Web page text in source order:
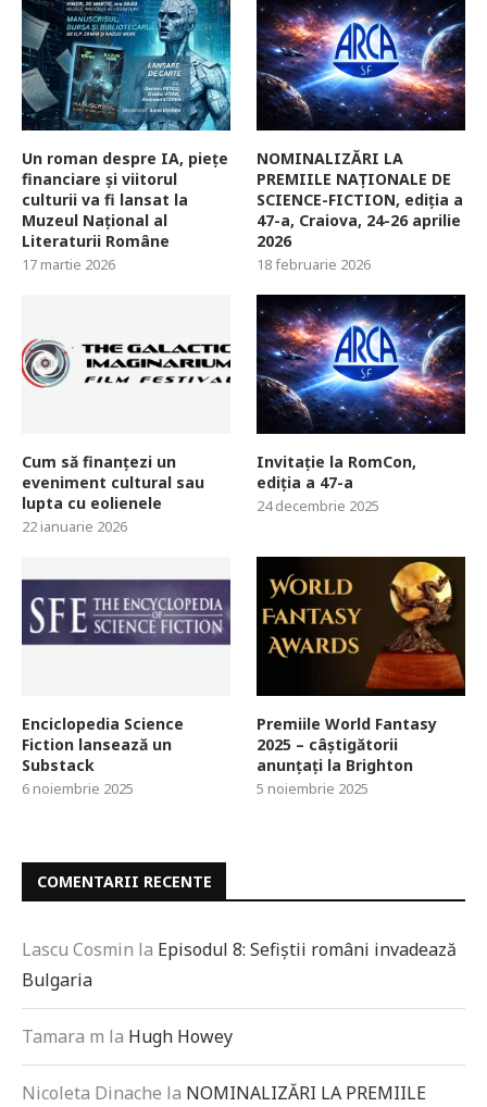
Un roman despre IA, piețe
financiare și viitorul
culturii va fi lansat la
Muzeul Național al
Literaturii Române
17 martie 2026
NOMINALIZĂRI LA
PREMIILE NAȚIONALE DE
SCIENCE-FICTION, ediția a
47-a, Craiova, 24-26 aprilie
2026
18 februarie 2026
Cum să finanțezi un
eveniment cultural sau
lupta cu eolienele
22 ianuarie 2026
Invitație la RomCon,
ediția a 47-a
24 decembrie 2025
Enciclopedia Science
Fiction lansează un
Substack
6 noiembrie 2025
Premiile World Fantasy
2025 – câștigătorii
anunțați la Brighton
5 noiembrie 2025
COMENTARII RECENTE
Lascu Cosmin la Episodul 8: Sefiștii români invadează
Bulgaria
Tamara m la Hugh Howey
Nicoleta Dinache la NOMINALIZĂRI LA PREMIILE